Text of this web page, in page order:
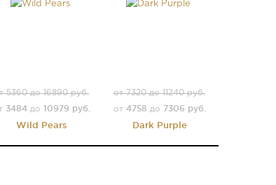
5360 до 16890 руб.
3484до 10979 руб.
Wild Pears
от 7320 до 11240 руб.
от 4758 до 7306 руб.
Dark Purple